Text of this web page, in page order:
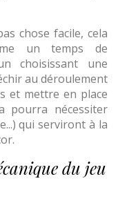
chose facile, cela
un temps de
choisissant une
au déroulement
et mettre en place
pourra nécessiter
qui serviront à la
du jeu